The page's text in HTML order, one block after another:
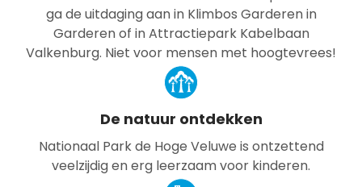
ga de uitdaging aan in Klimbos Garderen in
Garderen of in Attractiepark Kabelbaan
Valkenburg. Niet voor mensen met hoogtevrees!
De natuur ontdekken
Nationaal Park de Hoge Veluwe is ontzettend
veelzijdig en erg leerzaam voor kinderen.